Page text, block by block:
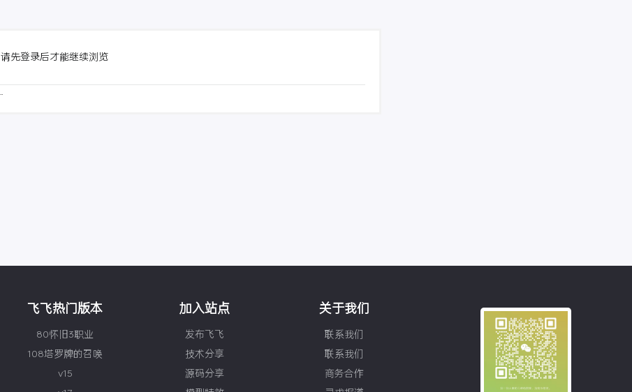
请先登录后才能继续浏览
飞飞热门版本
80怀旧3职业
108塔罗牌的召唤
v15
加入站点
发布飞飞
技术分享
源码分享
关于我们
联系我们
联系我们
商务合作